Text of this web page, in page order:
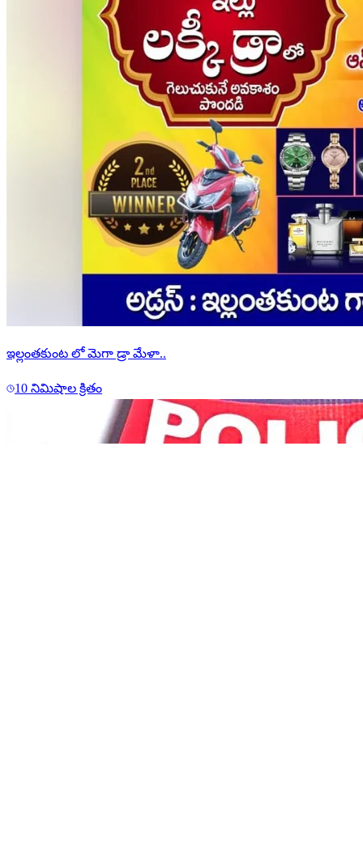
ఇల్లంతకుంట లో మెగా డ్రా మేళా..
10 నిమిషాల క్రితం